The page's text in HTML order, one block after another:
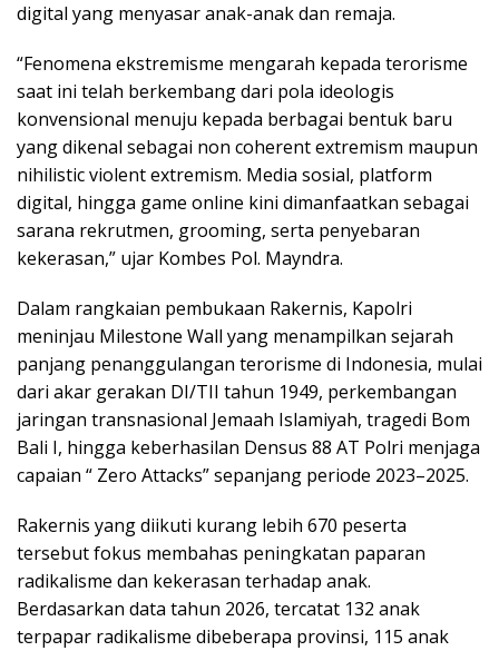
digital yang menyasar anak-anak dan remaja.
“Fenomena ekstremisme mengarah kepada terorisme
saat ini telah berkembang dari pola ideologis
konvensional menuju kepada berbagai bentuk baru
yang dikenal sebagai non coherent extremism maupun
nihilistic violent extremism. Media sosial, platform
digital, hingga game online kini dimanfaatkan sebagai
sarana rekrutmen, grooming, serta penyebaran
kekerasan,” ujar Kombes Pol. Mayndra.
Dalam rangkaian pembukaan Rakernis, Kapolri
meninjau Milestone Wall yang menampilkan sejarah
panjang penanggulangan terorisme di Indonesia, mulai
dari akar gerakan DI/TII tahun 1949, perkembangan
jaringan transnasional Jemaah Islamiyah, tragedi Bom
Bali I, hingga keberhasilan Densus 88 AT Polri menjaga
capaian “ Zero Attacks” sepanjang periode 2023–2025.
Rakernis yang diikuti kurang lebih 670 peserta
tersebut fokus membahas peningkatan paparan
radikalisme dan kekerasan terhadap anak.
Berdasarkan data tahun 2026, tercatat 132 anak
terpapar radikalisme dibeberapa provinsi, 115 anak